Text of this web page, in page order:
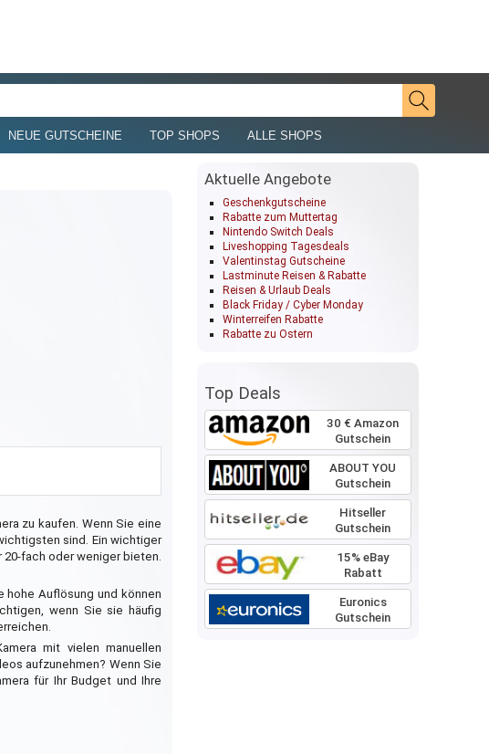
NEUE GUTSCHEINE TOP SHOPS ALLE SHOPS
zu kaufen. Wenn Sie eine
sind. Ein wichtiger
20-fach oder weniger bieten.
hohe Auflösung und können
wenn Sie sie häufig
mit vielen manuellen
aufzunehmen? Wenn Sie
für Ihr Budget und Ihre
Aktuelle Angebote
Geschenkgutscheine
Rabatte zum Muttertag
Nintendo Switch Deals
Liveshopping Tagesdeals
Valentinstag Gutscheine
Lastminute Reisen & Rabatte
Reisen & Urlaub Deals
Black Friday / Cyber Monday
Winterreifen Rabatte
Rabatte zu Ostern
Top Deals
30 € Amazon
Gutschein
ABOUT YOU
Gutschein
Hitseller
Gutschein
15% eBay
Rabatt
Euronics
Gutschein